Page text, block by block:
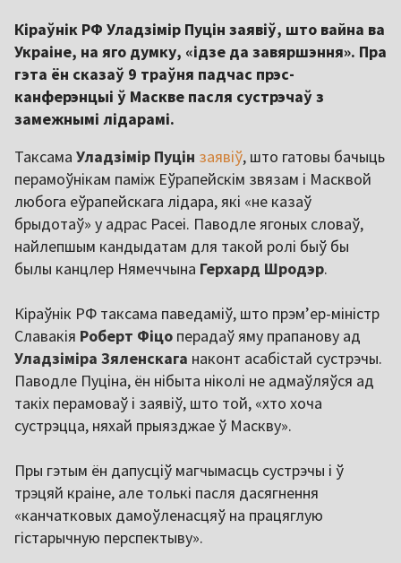
Кіраўнік РФ Уладзімір Пуцін заявіў, што вайна ва
Украіне, на яго думку, «ідзе да завяршэння». Пра
гэта ён сказаў 9 траўня падчас прэс-
канферэнцыі ў Маскве пасля сустрэчаў з
замежнымі лідарамі.
Таксама Уладзімір Пуцін заявіў, што гатовы бачыць
перамоўнікам паміж Еўрапейскім звязам і Масквой
любога еўрапейскага лідара, які «не казаў
брыдотаў» у адрас Расеі. Паводле ягоных словаў,
найлепшым кандыдатам для такой ролі быў бы
былы канцлер Нямеччына Герхард Шродэр.
Кіраўнік РФ таксама паведаміў, што прэм’ер-міністр
Славакія Роберт Фіцо перадаў яму прапанову ад
Уладзіміра Зяленскага наконт асабістай сустрэчы.
Паводле Пуціна, ён нібыта ніколі не адмаўляўся ад
такіх перамоваў і заявіў, што той, «хто хоча
сустрэцца, няхай прыязджае ў Маскву».
Пры гэтым ён дапусціў магчымасць сустрэчы і ў
трэцяй краіне, але толькі пасля дасягнення
«канчатковых дамоўленасцяў на працяглую
гістарычную перспектыву».